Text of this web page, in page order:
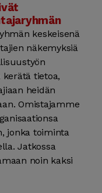
keskeisenä
näkemyksiä
tietoa,
heidän
Omistajamme
jonka toiminta
Jatkossa
noin kaksi